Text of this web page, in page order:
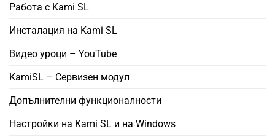
Работа с Kami SL
Инсталация на Kami SL
Видео уроци – YouTube
KamiSL – Сервизен модул
Допълнителни функционалности
Настройки на Kami SL и на Windows